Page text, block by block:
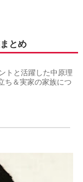
とめ
トと活躍した中原理
ち＆実家の家族につ